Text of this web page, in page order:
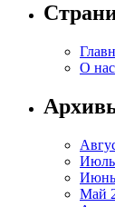
О нас
Июль
Май